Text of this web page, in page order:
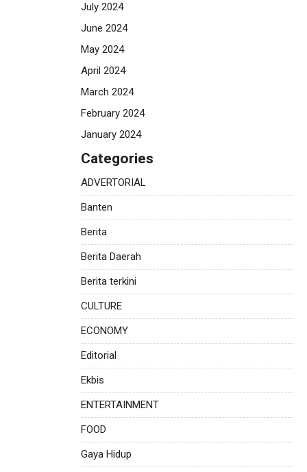
July 2024
June 2024
May 2024
April 2024
March 2024
February 2024
January 2024
Categories
ADVERTORIAL
Banten
Berita
Berita Daerah
Berita terkini
CULTURE
ECONOMY
Editorial
Ekbis
ENTERTAINMENT
FOOD
Gaya Hidup